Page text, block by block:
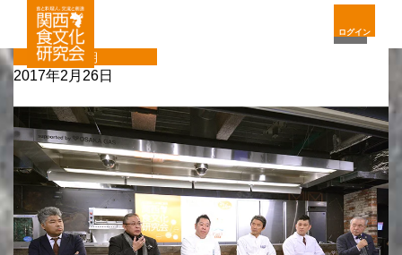
ログイン
定期
2017年2月26日